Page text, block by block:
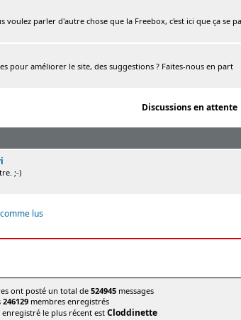
voulez parler d'autre chose que la Freebox, c'est ici que ça se
pour améliorer le site, des suggestions ? Faites-nous en part
Discussions en attente
;-)
lus
ont posté un total de524945 messages
246129 membres enregistrés
le plus récent est Cloddinette